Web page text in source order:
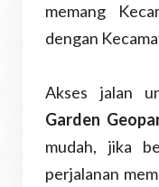
memang
dengan
Akses jalan
Garden
mudah, jika
perjalanan